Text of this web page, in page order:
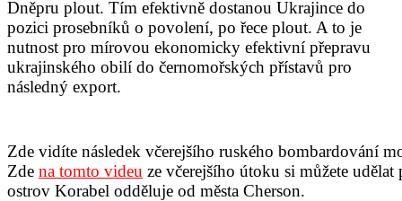
Dněpru plout. Tím efektivně dostanou Ukrajince do
pozici prosebníků o povolení, po řece plout. A to je
nutnost pro mírovou ekonomicky efektivní přepravu
ukrajinského obilí do černomořských přístavů pro
následný export.
Zde vidíte následek včerejšího ruského bombardování
Zde na tomto videu ze včerejšího útoku si můžete
ostrov Korabel odděluje od města Cherson.